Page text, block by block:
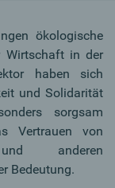
ökologische
Wirtschaft in der
haben sich
und Solidarität
sorgsam
Vertrauen von
anderen
Bedeutung.